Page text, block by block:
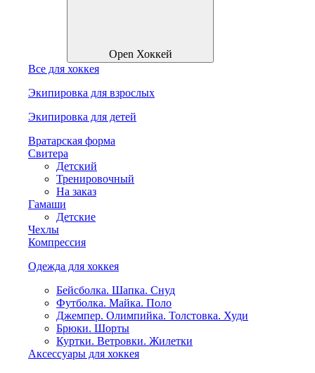
Open Хоккей
Все для хоккея
Экипировка для взрослых
Экипировка для детей
Вратарская форма
Свитера
Детский
Тренировочный
На заказ
Гамаши
Детские
Чехлы
Компрессия
Одежда для хоккея
Бейсболка. Шапка. Снуд
Футболка. Майка. Поло
Джемпер. Олимпийка. Толстовка. Худи
Брюки. Шорты
Куртки. Ветровки. Жилетки
Аксессуары для хоккея